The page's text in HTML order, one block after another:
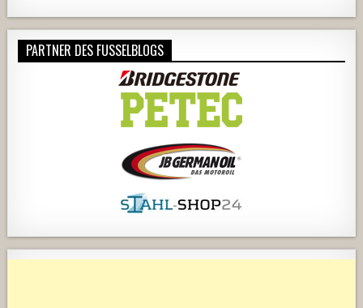
PARTNER DES FUSSELBLOGS